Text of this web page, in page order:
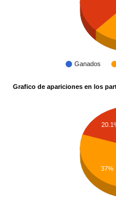
Ganados
Grafico de apariciones en los
37%